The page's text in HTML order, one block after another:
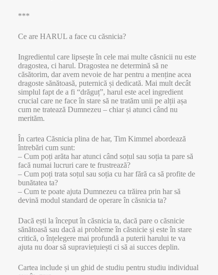
***
Ce are HARUL a face cu căsnicia?
Ingredientul care lipsește în cele mai multe căsnicii nu este
dragostea, ci harul. Dragostea ne determină să ne
căsătorim, dar avem nevoie de har pentru a menține acea
dragoste sănătoasă, puternică și dedicată. Mai mult decât
simplul fapt de a fi “drăguț”, harul este acel ingredient
crucial care ne face în stare să ne tratăm unii pe alții așa
cum ne tratează Dumnezeu – chiar și atunci când nu
merităm.
În cartea Căsnicia plina de har, Tim Kimmel abordează
întrebări cum sunt:
– Cum poți arăta har atunci când soțul sau soția ta pare să
facă numai lucruri care te frustrează?
– Cum poți trata soțul sau soția cu har fără ca să profite de
bunătatea ta?
– Cum te poate ajuta Dumnezeu ca trăirea prin har să
devină modul standard de operare în căsnicia ta?
Dacă ești la început în căsnicia ta, dacă pare o căsnicie
sănătoasă sau dacă ai probleme în căsnicie și este în stare
critică, o înțelegere mai profundă a puterii harului te va
ajuta nu doar să supraviețuiești ci să ai succes deplin.
Cartea include și un ghid de studiu pentru studiu individual